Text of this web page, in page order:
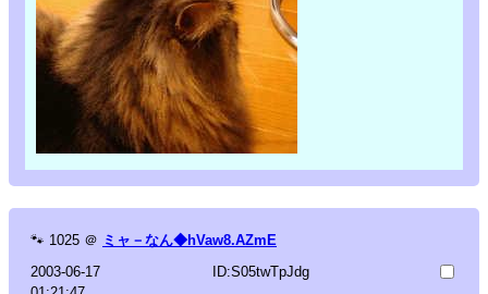
🐾 1025 ＠ ミャ－なん◆hVaw8.AZmE
2003-06-17
ID:S05twTpJdg